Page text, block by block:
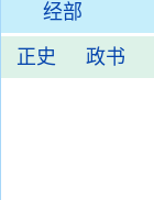
经部
正史 政书